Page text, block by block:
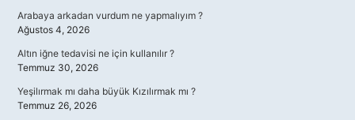
Arabaya arkadan vurdum ne yapmalıyım ?
Ağustos 4, 2026
Altın iğne tedavisi ne için kullanılır ?
Temmuz 30, 2026
Yeşilırmak mı daha büyük Kızılırmak mı ?
Temmuz 26, 2026